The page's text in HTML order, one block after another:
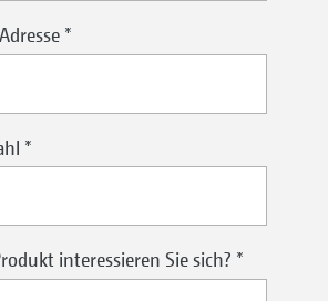
*
*
interessieren Sie sich? *